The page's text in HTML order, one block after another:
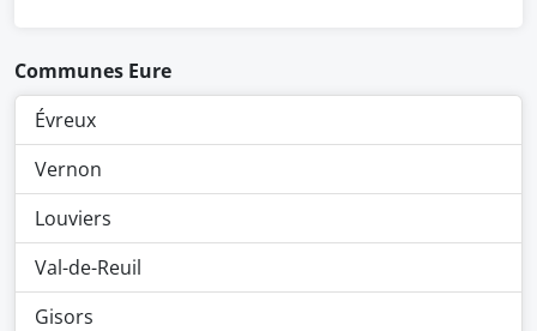
Communes Eure
Évreux
Vernon
Louviers
Val-de-Reuil
Gisors